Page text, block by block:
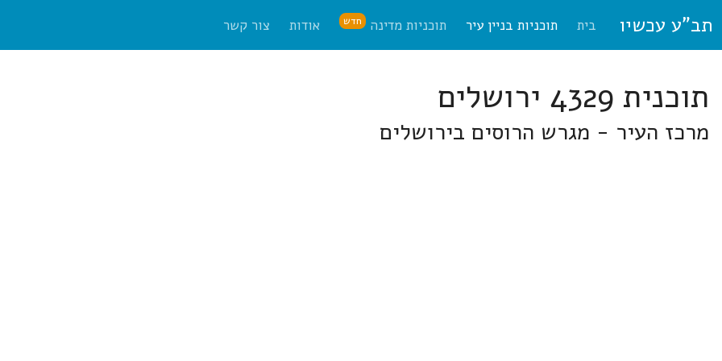
תב"ע עכשיו בית תוכניות בניין עיר תוכניות מדינה חדש אודות צור קשר
תוכנית 4329 ירושלים
מרכז העיר - מגרש הרוסים בירושלים